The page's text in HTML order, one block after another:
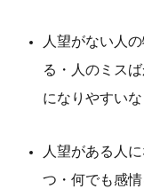
人望がない人
る・人のミス
になりやすい
人望がある人
つ・何でも感